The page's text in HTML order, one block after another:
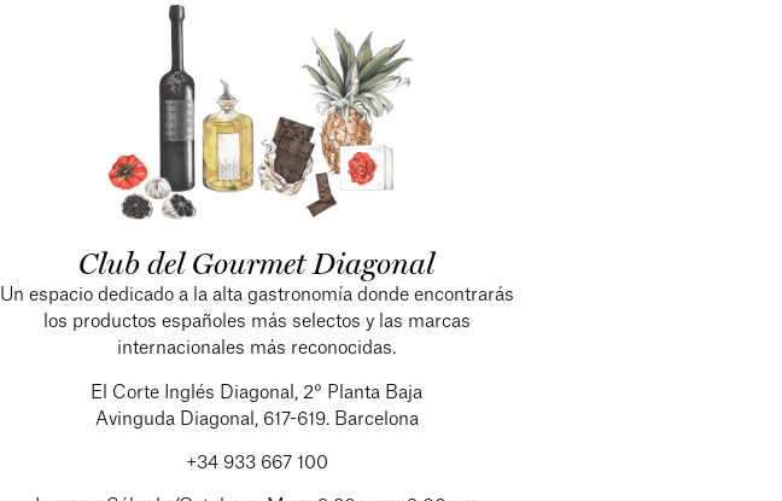
Club del Gourmet Diagonal
Un espacio dedicado a la alta gastronomía donde encontrarás
los productos españoles más selectos y las marcas
internacionales más reconocidas.
El Corte Inglés Diagonal, 2° Planta Baja
Avinguda Diagonal, 617-619. Barcelona
+34 933 667 100